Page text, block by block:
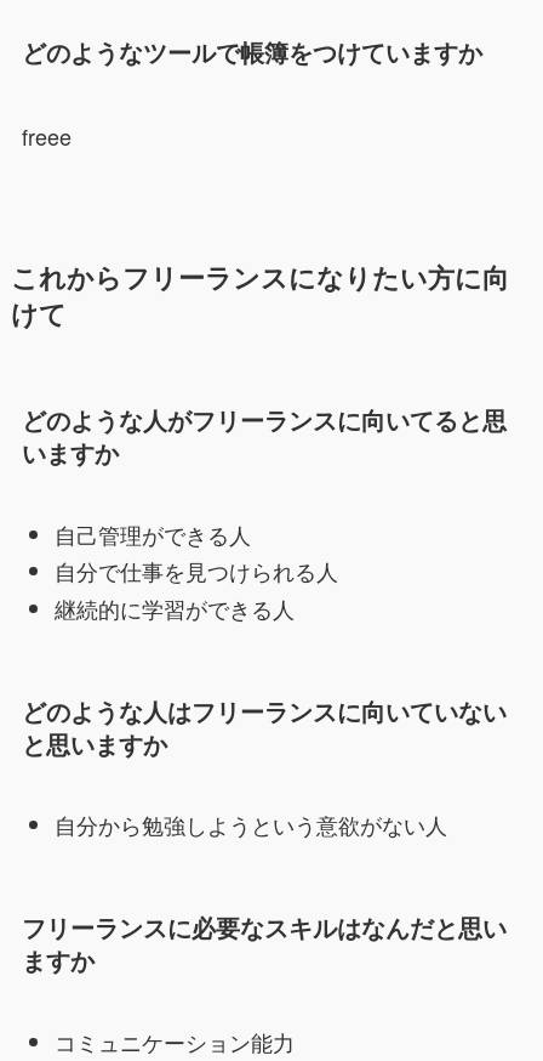
どのようなツールで帳簿をつけていますか
freee
これからフリーランスになりたい方に向
けて
どのような人がフリーランスに向いてると思
いますか
自己管理ができる人
自分で仕事を見つけられる人
継続的に学習ができる人
どのような人はフリーランスに向いていない
と思いますか
自分から勉強しようという意欲がない人
フリーランスに必要なスキルはなんだと思い
ますか
コミュニケーション能力